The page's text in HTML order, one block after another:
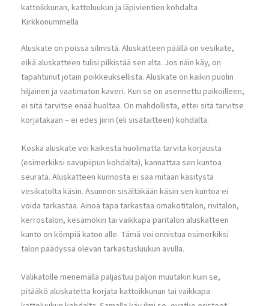
kattoikkunan, kattoluukun ja läpivientien kohdalta
Kirkkonummella
Aluskate on poissa silmistä. Aluskatteen päällä on vesikate,
eikä aluskatteen tulisi pilkistää sen alta. Jos näin käy, on
tapahtunut jotain poikkeuksellista. Aluskate on kaikin puolin
hiljainen ja vaatimaton kaveri. Kun se on asennettu paikoilleen,
ei sitä tarvitse enää huoltaa. On mahdollista, ettei sitä tarvitse
korjatakaan – ei edes jiirin (eli sisätaitteen) kohdalta.
Koska aluskate voi kaikesta huolimatta tarvita korjausta
(esimerkiksi savupiipun kohdalta), kannattaa sen kuntoa
seurata. Aluskatteen kunnosta ei saa mitään käsitystä
vesikatolta käsin. Asunnon sisältäkään käsin sen kuntoa ei
voida tarkastaa. Ainoa tapa tarkastaa omakotitalon, rivitalon,
kerrostalon, kesämökin tai vaikkapa paritalon aluskatteen
kunto on kömpiä katon alle. Tämä voi onnistua esimerkiksi
talon päädyssä olevan tarkastusluukun avulla.
Välikatolle menemällä paljastuu paljon muutakin kuin se,
pitääkö aluskatetta korjata kattoikkunan tai vaikkapa